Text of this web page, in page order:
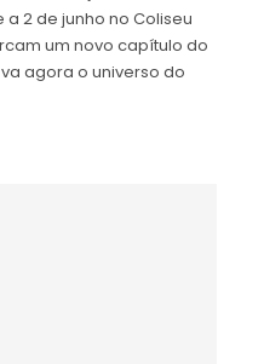
2 de junho no Coliseu
um novo capítulo do
agora o universo do